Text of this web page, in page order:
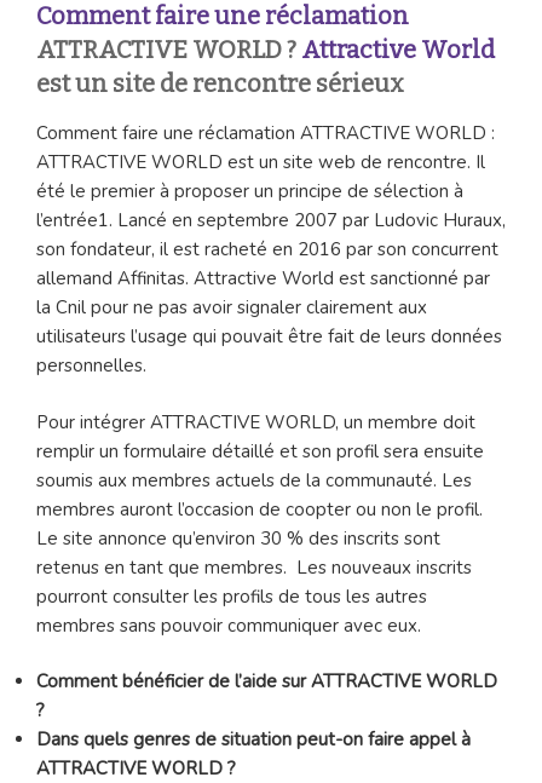
Comment faire une réclamation
ATTRACTIVE WORLD ? Attractive World
est un site de rencontre sérieux
Comment faire une réclamation ATTRACTIVE WORLD :
ATTRACTIVE WORLD est un site web de rencontre. Il
été le premier à proposer un principe de sélection à
l’entrée1. Lancé en septembre 2007 par Ludovic Huraux,
son fondateur, il est racheté en 2016 par son concurrent
allemand Affinitas. Attractive World est sanctionné par
la Cnil pour ne pas avoir signaler clairement aux
utilisateurs l’usage qui pouvait être fait de leurs données
personnelles.
Pour intégrer ATTRACTIVE WORLD, un membre doit
remplir un formulaire détaillé et son profil sera ensuite
soumis aux membres actuels de la communauté. Les
membres auront l’occasion de coopter ou non le profil.
Le site annonce qu’environ 30 % des inscrits sont
retenus en tant que membres. Les nouveaux inscrits
pourront consulter les profils de tous les autres
membres sans pouvoir communiquer avec eux.
Comment bénéficier de l’aide sur ATTRACTIVE WORLD
?
Dans quels genres de situation peut-on faire appel à
ATTRACTIVE WORLD ?